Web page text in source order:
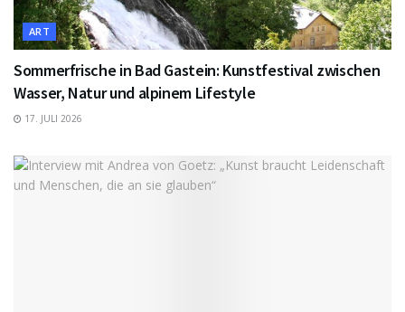
ART
Sommerfrische in Bad Gastein: Kunstfestival zwischen
Wasser, Natur und alpinem Lifestyle
17. JULI 2026